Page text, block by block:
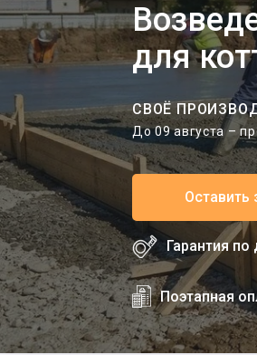
для
СВОЁ
До 09 августа –
Оставить
Гарантия
Поэтапная